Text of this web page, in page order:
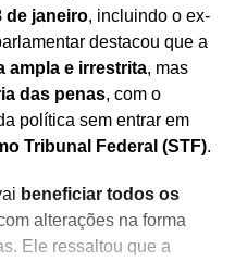
de janeiro, incluindo o ex-
destacou que a
ampla e irrestrita, mas
das penas, com o
política sem entrar em
Tribunal Federal (STF).
beneficiar todos os
alterações na forma
Ele ressaltou que a